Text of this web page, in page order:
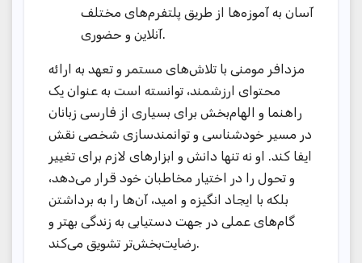
آسان به آموزه‌ها از طریق پلتفرم‌های مختلف
آنلاین و حضوری.
مزدافر مومنی با تلاش‌های مستمر و تعهد به ارائه
محتوای ارزشمند، توانسته است به عنوان یک
راهنما و الهام‌بخش برای بسیاری از فارسی زبانان
در مسیر خودشناسی و توانمندسازی شخصی نقش
ایفا کند. او نه تنها دانش و ابزارهای لازم برای تغییر
و تحول را در اختیار مخاطبان خود قرار می‌دهد،
بلکه با ایجاد انگیزه و امید، آن‌ها را به برداشتن
گام‌های عملی در جهت دستیابی به زندگی بهتر و
رضایت‌بخش‌تر تشویق می‌کند.